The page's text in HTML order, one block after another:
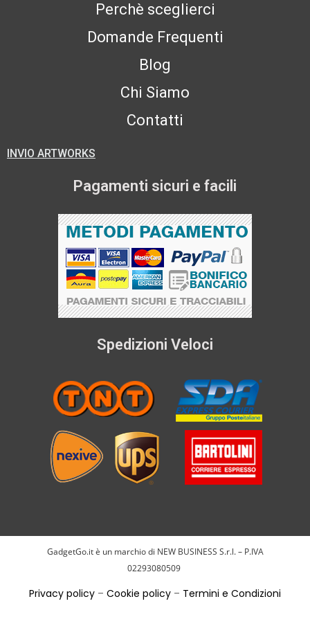
Perchè sceglierci
Domande Frequenti
Blog
Chi Siamo
Contatti
INVIO ARTWORKS
Pagamenti sicuri e facili
Spedizioni Veloci
GadgetGo.it è un marchio di NEW BUSINESS S.r.l. – P.IVA
02293080509
Privacy policy – Cookie policy – Termini e Condizioni